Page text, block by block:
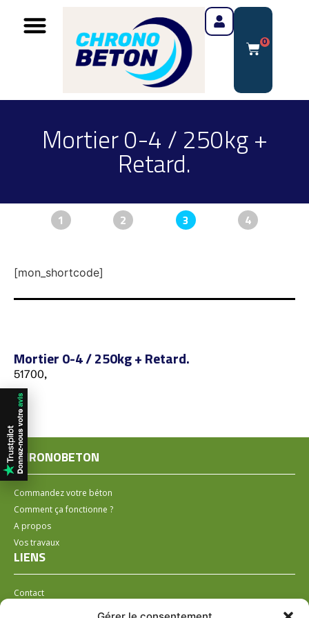
0
Mortier 0-4 / 250kg +
Retard.
1 2 3 4
[mon_shortcode]
Mortier 0-4 / 250kg + Retard.
51700,
CHRONOBETON
Commandez votre béton
Comment ça fonctionne ?
A propos
Vos travaux
LIENS
Contact